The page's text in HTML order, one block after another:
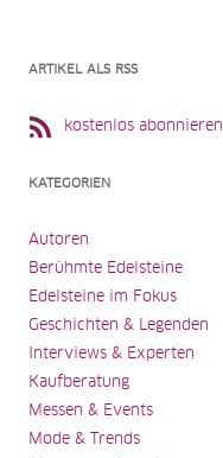
ARTIKEL ALS RSS
kostenlos abonnieren
KATEGORIEN
Autoren
Berühmte Edelsteine
Edelsteine im Fokus
Geschichten & Legenden
Interviews & Experten
Kaufberatung
Messen & Events
Mode & Trends